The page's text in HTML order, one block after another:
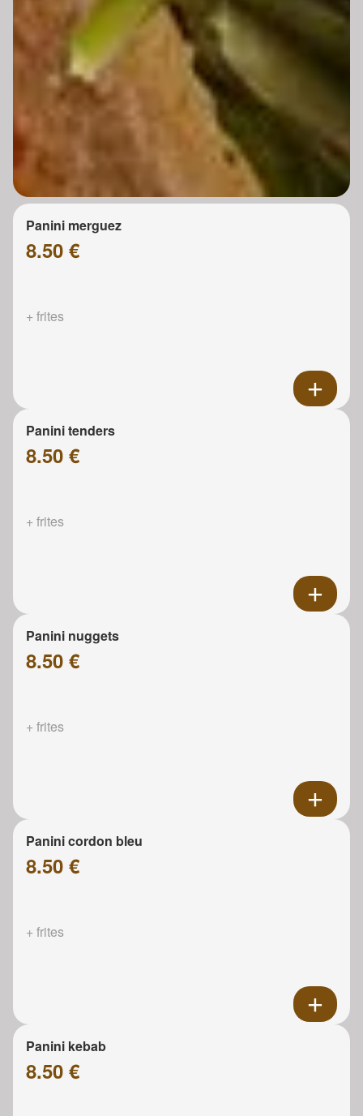
Panini merguez
8.50 €
+ frites
Panini tenders
8.50 €
+ frites
Panini nuggets
8.50 €
+ frites
Panini cordon bleu
8.50 €
+ frites
Panini kebab
8.50 €